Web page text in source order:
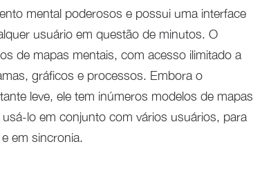
mental poderosos e possui uma interface
usuário em questão de minutos. O
de mapas mentais, com acesso ilimitado a
gráficos e processos. Embora o
leve, ele tem inúmeros modelos de mapas
lo em conjunto com vários usuários, para
em sincronia.